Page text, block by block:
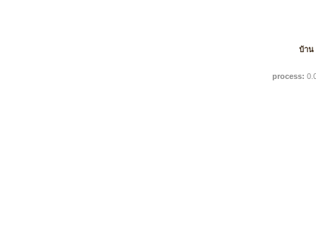
บ้าน
process: